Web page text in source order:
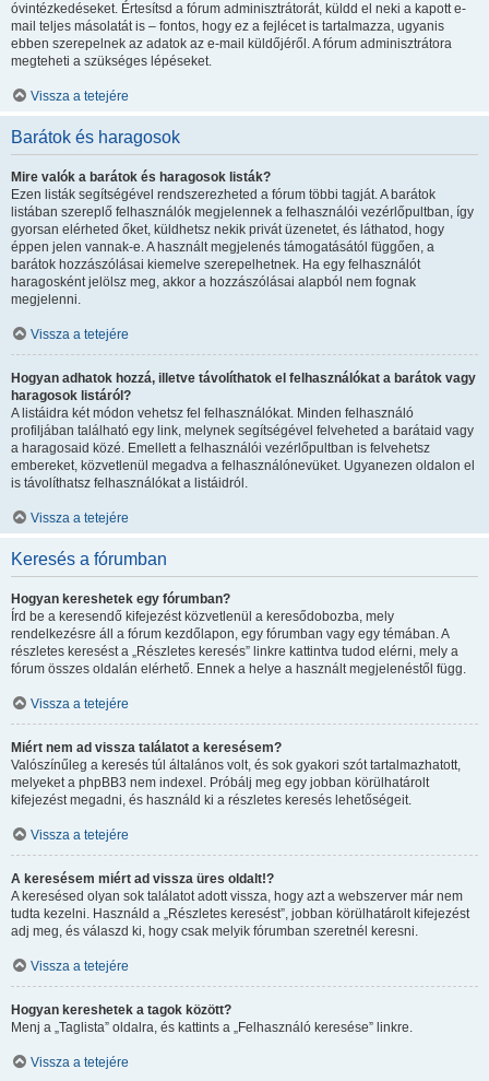
óvintézkedéseket. Értesítsd a fórum adminisztrátorát, küldd el neki a kapott e-
mail teljes másolatát is – fontos, hogy ez a fejlécet is tartalmazza, ugyanis
ebben szerepelnek az adatok az e-mail küldőjéről. A fórum adminisztrátora
megteheti a szükséges lépéseket.
Vissza a tetejére
Barátok és haragosok
Mire valók a barátok és haragosok listák?
Ezen listák segítségével rendszerezheted a fórum többi tagját. A barátok
listában szereplő felhasználók megjelennek a felhasználói vezérlőpultban, így
gyorsan elérheted őket, küldhetsz nekik privát üzenetet, és láthatod, hogy
éppen jelen vannak-e. A használt megjelenés támogatásától függően, a
barátok hozzászólásai kiemelve szerepelhetnek. Ha egy felhasználót
haragosként jelölsz meg, akkor a hozzászólásai alapból nem fognak
megjelenni.
Vissza a tetejére
Hogyan adhatok hozzá, illetve távolíthatok el felhasználókat a barátok vagy
haragosok listáról?
A listáidra két módon vehetsz fel felhasználókat. Minden felhasználó
profiljában található egy link, melynek segítségével felveheted a barátaid vagy
a haragosaid közé. Emellett a felhasználói vezérlőpultban is felvehetsz
embereket, közvetlenül megadva a felhasználónevüket. Ugyanezen oldalon el
is távolíthatsz felhasználókat a listáidról.
Vissza a tetejére
Keresés a fórumban
Hogyan kereshetek egy fórumban?
Írd be a keresendő kifejezést közvetlenül a keresődobozba, mely
rendelkezésre áll a fórum kezdőlapon, egy fórumban vagy egy témában. A
részletes keresést a „Részletes keresés” linkre kattintva tudod elérni, mely a
fórum összes oldalán elérhető. Ennek a helye a használt megjelenéstől függ.
Vissza a tetejére
Miért nem ad vissza találatot a keresésem?
Valószínűleg a keresés túl általános volt, és sok gyakori szót tartalmazhatott,
melyeket a phpBB3 nem indexel. Próbálj meg egy jobban körülhatárolt
kifejezést megadni, és használd ki a részletes keresés lehetőségeit.
Vissza a tetejére
A keresésem miért ad vissza üres oldalt!?
A keresésed olyan sok találatot adott vissza, hogy azt a webszerver már nem
tudta kezelni. Használd a „Részletes keresést”, jobban körülhatárolt kifejezést
adj meg, és válaszd ki, hogy csak melyik fórumban szeretnél keresni.
Vissza a tetejére
Hogyan kereshetek a tagok között?
Menj a „Taglista” oldalra, és kattints a „Felhasználó keresése” linkre.
Vissza a tetejére